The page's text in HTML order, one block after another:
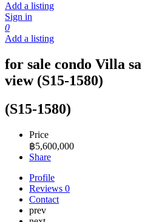
Add a listing
Sign in
0
Add a listing
for sale condo Villa
view (S15-1580)
(S15-1580)
Price
฿5,600,000
Share
Profile
Reviews 0
Contact
prev